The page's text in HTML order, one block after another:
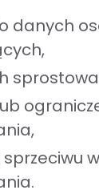
danych